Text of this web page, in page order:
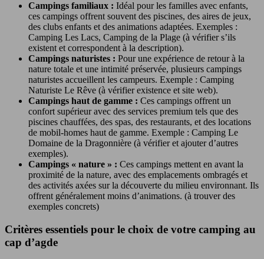
Campings familiaux : Idéal pour les familles avec enfants,
ces campings offrent souvent des piscines, des aires de jeux,
des clubs enfants et des animations adaptées. Exemples :
Camping Les Lacs, Camping de la Plage (à vérifier s’ils
existent et correspondent à la description).
Campings naturistes : Pour une expérience de retour à la
nature totale et une intimité préservée, plusieurs campings
naturistes accueillent les campeurs. Exemple : Camping
Naturiste Le Rêve (à vérifier existence et site web).
Campings haut de gamme : Ces campings offrent un
confort supérieur avec des services premium tels que des
piscines chauffées, des spas, des restaurants, et des locations
de mobil-homes haut de gamme. Exemple : Camping Le
Domaine de la Dragonnière (à vérifier et ajouter d’autres
exemples).
Campings « nature » : Ces campings mettent en avant la
proximité de la nature, avec des emplacements ombragés et
des activités axées sur la découverte du milieu environnant. Ils
offrent généralement moins d’animations. (à trouver des
exemples concrets)
Critères essentiels pour le choix de votre camping au
cap d’agde